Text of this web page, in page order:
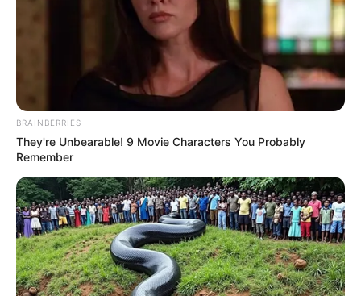
BRAINBERRIES
They're Unbearable! 9 Movie Characters You Probably
Remember